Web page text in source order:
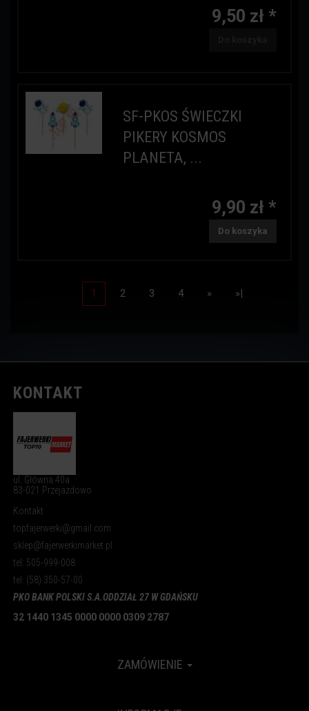
9,50 zł *
SF-PKOS ŚWIECZKI
PIKERY KOSMOS
PLANETA, ...
9,90 zł *
Do koszyka
1 2 3 4 » »|
KONTAKT
ul. Główna 40a
83-021 Przejazdowo
Kontakt
topfajerwerki@gmail.com
sklep@fajerwerkimarket.pl
tel: 505-999-008
tel: (58) 350-57-00
PKO BANK POLSKI S.A.ODDZIAŁ 27 W GDAŃSKU
32 1440 1345 0000 0000 0309 2787
ZAMÓWIENIE